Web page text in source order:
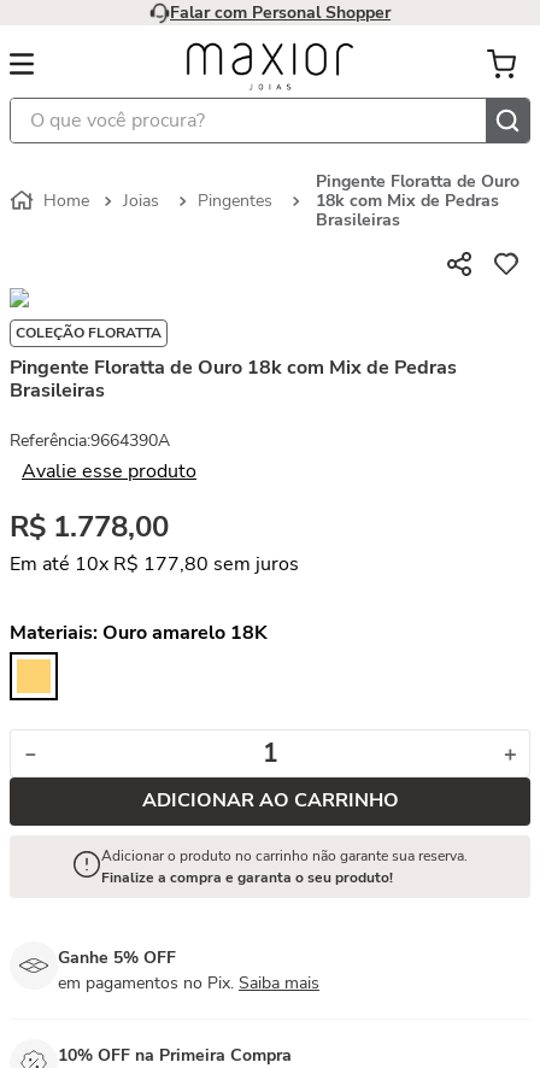
Falar com Personal Shopper
O que você procura?
Joias Pingentes
Pingente Floratta de Ouro
18k com Mix de Pedras
Brasileiras
COLEÇÃO FLORATTA
Pingente Floratta de Ouro 18k com Mix de Pedras
Brasileiras
Referência:9664390A
Avalie esse produto
R$ 1.778,00
Em até 10x R$ 177,80 sem juros
Materiais:Ouro amarelo 18K
＋
－
ADICIONAR AO CARRINHO
Adicionar o produto no carrinho não garante sua reserva.
Finalize a compra e garanta o seu produto!
Ganhe 5% OFF
em pagamentos no Pix. Saiba mais
10% OFF na Primeira Compra